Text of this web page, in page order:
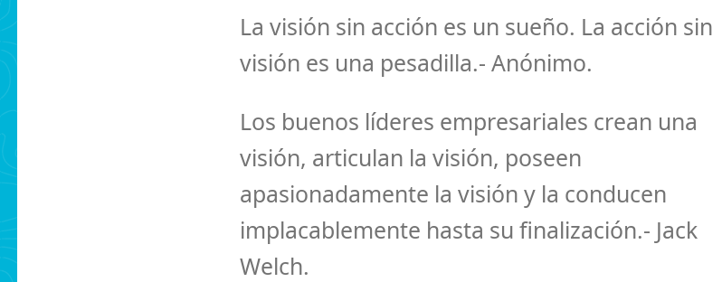
La visión sin acción es un sueño. La acción sin
visión es una pesadilla.- Anónimo.
Los buenos líderes empresariales crean una
visión, articulan la visión, poseen
apasionadamente la visión y la conducen
implacablemente hasta su finalización.- Jack
Welch.